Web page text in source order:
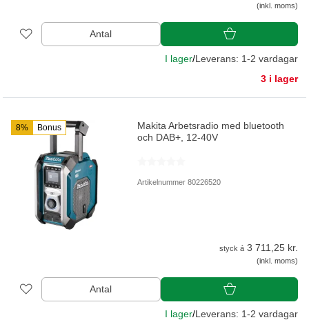
(inkl. moms)
Antal
I lager/Leverans: 1-2 vardagar
3 i lager
8% Bonus
Makita Arbetsradio med bluetooth
och DAB+, 12-40V
Artikelnummer 80226520
styck á 3 711,25 kr.
(inkl. moms)
Antal
I lager/Leverans: 1-2 vardagar